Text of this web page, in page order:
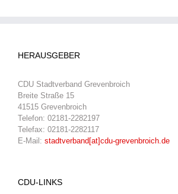
HERAUSGEBER
CDU Stadtverband Grevenbroich
Breite Straße 15
41515 Grevenbroich
Telefon: 02181-2282197
Telefax: 02181-2282117
E-Mail: stadtverband[at]cdu-grevenbroich.de
CDU-LINKS